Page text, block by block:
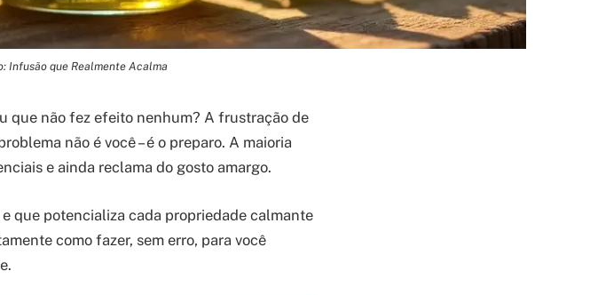
Infusão que Realmente Acalma
que não fez efeito nenhum? A frustração de
não é você – é o preparo. A maioria
e ainda reclama do gosto amargo.
que potencializa cada propriedade calmante
como fazer, sem erro, para você